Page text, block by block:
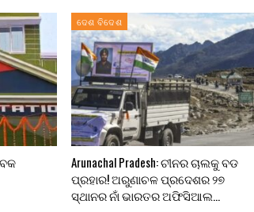
ଦେଶ ବିଦେଶ
Arunachal Pradesh: ଚୀନର ଚାଲକୁ ବଡ
ପ୍ରହାର! ଅରୁଣାଚଳ ପ୍ରଦେଶର ୨୭
ସ୍ଥାନର ନାଁ ଭାରତର ଅଫିସିଆଲ…